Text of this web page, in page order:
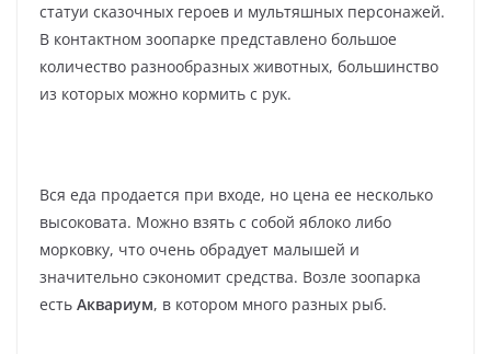
статуи сказочных героев и мультяшных персонажей.
В контактном зоопарке представлено большое
количество разнообразных животных, большинство
из которых можно кормить с рук.
Вся еда продается при входе, но цена ее несколько
высоковата. Можно взять с собой яблоко либо
морковку, что очень обрадует малышей и
значительно сэкономит средства. Возле зоопарка
есть Аквариум, в котором много разных рыб.